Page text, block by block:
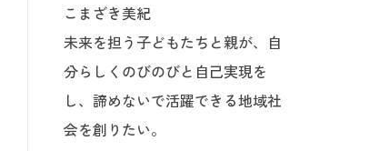
こまざき美紀
未来を担う子どもたちと親が、自
分らしくのびのびと自己実現を
し、諦めないで活躍できる地域社
会を創りたい。